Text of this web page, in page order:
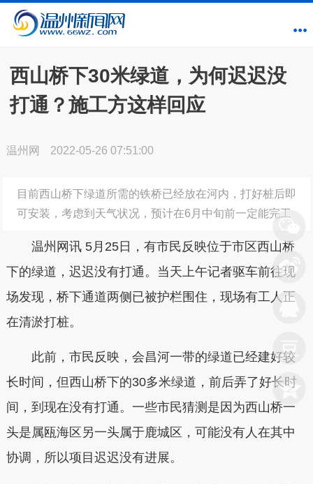
西山桥下30米绿道，为何迟迟没
打通？施工方这样回应
温州网 2022-05-26 07:51:00
目前西山桥下绿道所需的铁桥已经放在河内，打好桩后即
可安装，考虑到天气状况，预计在6月中旬前一定能完工
温州网讯 5月25日，有市民反映位于市区西山桥
下的绿道，迟迟没有打通。当天上午记者驱车前往现
场发现，桥下通道两侧已被护栏围住，现场有工人正
在清淤打桩。
此前，市民反映，会昌河一带的绿道已经建好较
长时间，但西山桥下的30多米绿道，前后弄了好长时
间，到现在没有打通。一些市民猜测是因为西山桥一
头是属瓯海区另一头属于鹿城区，可能没有人在其中
协调，所以项目迟迟没有进展。